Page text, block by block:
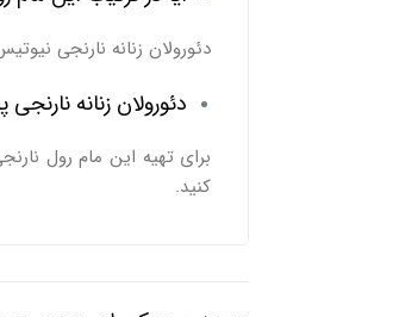
دئورولان زنانه نارنجی
دئورولان زنانه
برای تهیه این مام رول
کنید.